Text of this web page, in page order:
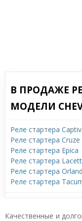
В ПРОДАЖЕ
МОДЕЛИ
Реле стартера
Реле стартера Cruze
Реле стартера Epica
Реле стартера
Реле стартера
Реле стартера
Качественные и